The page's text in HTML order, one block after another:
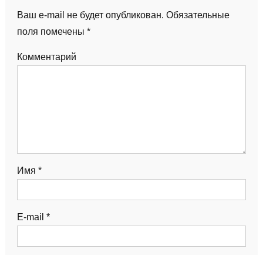
Ваш e-mail не будет опубликован. Обязательные
поля помечены *
Комментарий
Имя *
E-mail *